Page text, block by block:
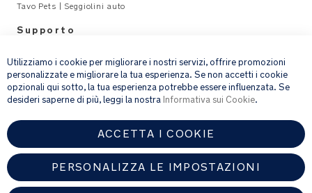
Tavo Pets | Seggiolini auto
Supporto
email address ISCRIVITI
Fornendo l’indirizzo e-mail, acconsenti a ricevere via e-mail la nostra
newsletter e le informazioni su prodotti e offerte che potrebbero
interessarti.
Per ulteriori dettagli sul trattamento dei dati personali, consulta la
nostrainformativa sulla privacy.
Utilizziamo i cookie per migliorare i nostri servizi, offrire promozioni
personalizzate e migliorare la tua esperienza. Se non accetti i cookie
opzionali qui sotto, la tua esperienza potrebbe essere influenzata. Se
desideri saperne di più, leggi la nostra Informativa sui Cookie.
ACCETTA I COOKIE
PERSONALIZZA LE IMPOSTAZIONI